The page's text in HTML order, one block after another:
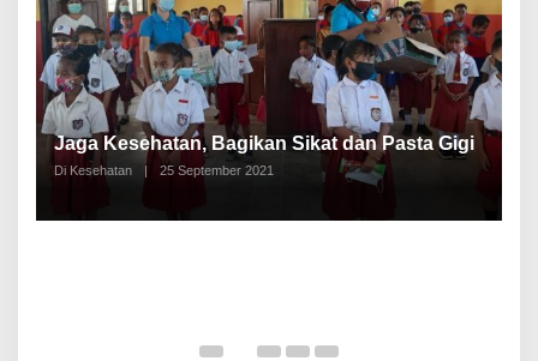
Jaga Kesehatan, Bagikan Sikat dan Pasta Gigi
Di Kesehatan | 25 September 2021